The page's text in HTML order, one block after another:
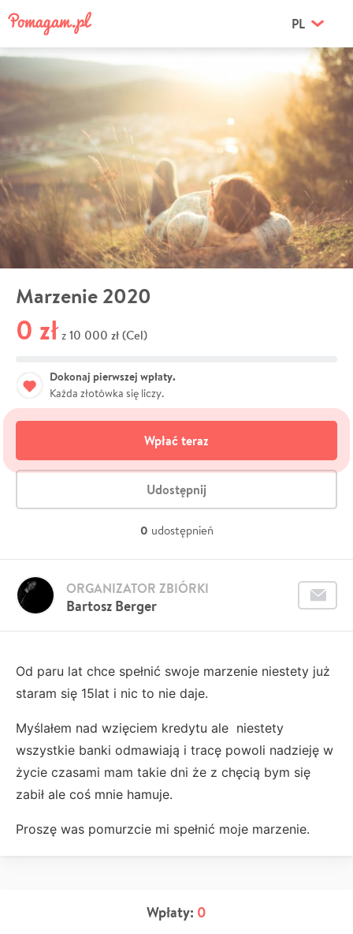
PL
Marzenie 2020
0 zł z 10 000 zł (Cel)
Dokonaj pierwszej wpłaty.
Każda złotówka się liczy.
Wpłać teraz
Udostępnij
0 udostępnień
Bartosz Berger
ORGANIZATOR ZBIÓRKI
Od paru lat chce spełnić swoje marzenie niestety już
staram się 15lat i nic to nie daje.
Myślałem nad wzięciem kredytu ale niestety
wszystkie banki odmawiają i tracę powoli nadzieję w
życie czasami mam takie dni że z chęcią bym się
zabił ale coś mnie hamuje.
Proszę was pomurzcie mi spełnić moje marzenie.
Wpłaty: 0